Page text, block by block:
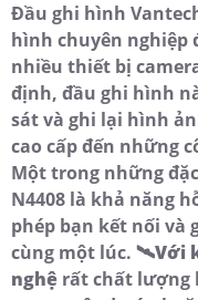
Đầu ghi hình
hình chuyên nghiệp
nhiều thiết bị
định, đầu ghi hình
sát và ghi lại hình
cao cấp đến những
Một trong những
N4408 là khả năng
phép bạn kết nối và
cùng một lúc. 🛰Với
nghệ rất chất lượng